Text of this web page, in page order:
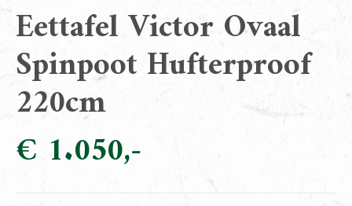
Eettafel Victor Ovaal
Spinpoot Hufterproof
220cm
€ 1.050